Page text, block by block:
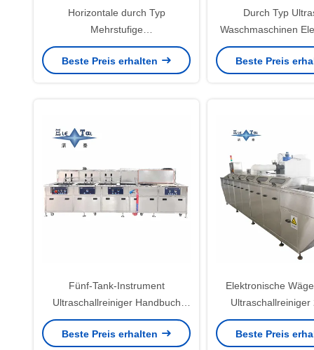
Horizontale durch Typ
Mehrstufige
Ultraschallreinigungsmaschine
für Instrument Glaslinsen
Beste Preis erhalten
Durch Typ
Waschmaschinen
Ultraschallreiniger
Beste Preis
Fünf-Tank-Instrument
Ultraschallreiniger Handbuch
Ultraschallreiniger 35KW Für
Kameraobjektive / Filterblätter
Beste Preis erhalten
Elektronische
Ultraschallreiniger
40KHZ
Beste Preis